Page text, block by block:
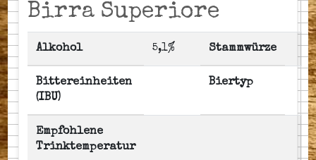
Birra Superiore
Alkohol 5,1% Stammwürze
Bittereinheiten
(IBU)
Biertyp
Empfohlene
Trinktemperatur